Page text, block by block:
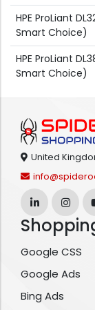
HPE ProLiant
Smart Choice)
HPE ProLiant
Smart Choice)
United
Google CSS
Google Ads
Bing Ads